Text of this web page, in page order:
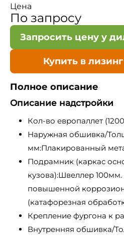
Цена
По запросу
Запросить цену у
Купить в лизинг
Полное описание
Описание надстройки
Кол-во европаллет
Наружная обшивка/
мм:Плакированный
Подрамник (каркас
кузова):Швеллер
повышенной
(катафорезная
Крепление фургона к
Внутренняя обшивка/